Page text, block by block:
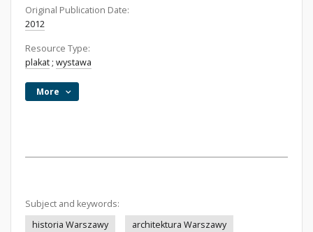
Original Publication Date:
2012
Resource Type:
plakat ; wystawa
More
Subject and keywords:
historia Warszawy
architektura Warszawy